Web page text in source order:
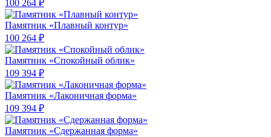
100 264 ₽
Памятник «Плавный контур»
100 264 ₽
Памятник «Спокойный облик»
109 394 ₽
Памятник «Лаконичная форма»
109 394 ₽
Памятник «Сдержанная форма»